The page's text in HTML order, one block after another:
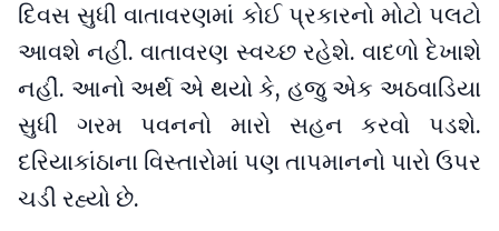
દિવસ સુધી વાતાવરણમાં કોઈ પ્રકારનો મોટો પલટો
આવશે નહીં. વાતાવરણ સ્વચ્છ રહેશે. વાદળો દેખાશે
નહીં. આનો અર્થ એ થયો કે, હજુ એક અઠવાડિયા
સુધી ગરમ પવનનો મારો સહન કરવો પડશે.
દરિયાકાંઠાના વિસ્તારોમાં પણ તાપમાનનો પારો ઉપર
ચડી રહ્યો છે.